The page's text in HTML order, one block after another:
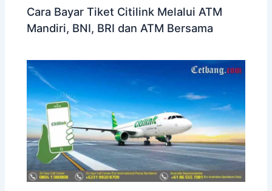
Cara Bayar Tiket Citilink Melalui ATM
Mandiri, BNI, BRI dan ATM Bersama